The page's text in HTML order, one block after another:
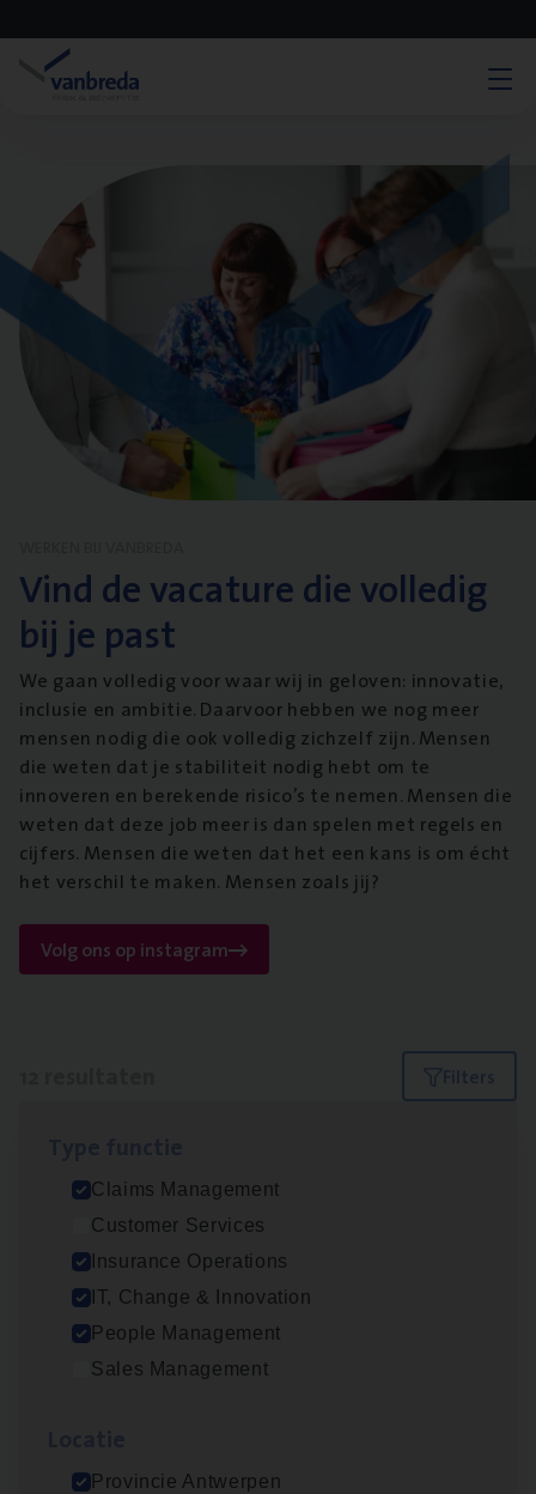
Vind de vacature die volledig
bij je past
We gaan volledig voor waar wij in geloven: innovatie,
inclusie en ambitie. Daarvoor hebben we nog meer
mensen nodig die ook volledig zichzelf zijn. Mensen
die weten dat je stabiliteit nodig hebt om te
innoveren en berekende risico’s te nemen. Mensen die
weten dat deze job meer is dan spelen met regels en
cijfers. Mensen die weten dat het een kans is om écht
het verschil te maken. Mensen zoals jij?
Volg ons op instagram
Filters
Claims Management
Customer Services
Insurance Operations
IT, Change & Innovation
People Management
Sales Management
Provincie Antwerpen
Dos­sier­be­heer­der Onder­ne­min­gen Van­b­
re­da Huys­mans — Mechelen
Insurance Operations
Mechelen
Antwerpen